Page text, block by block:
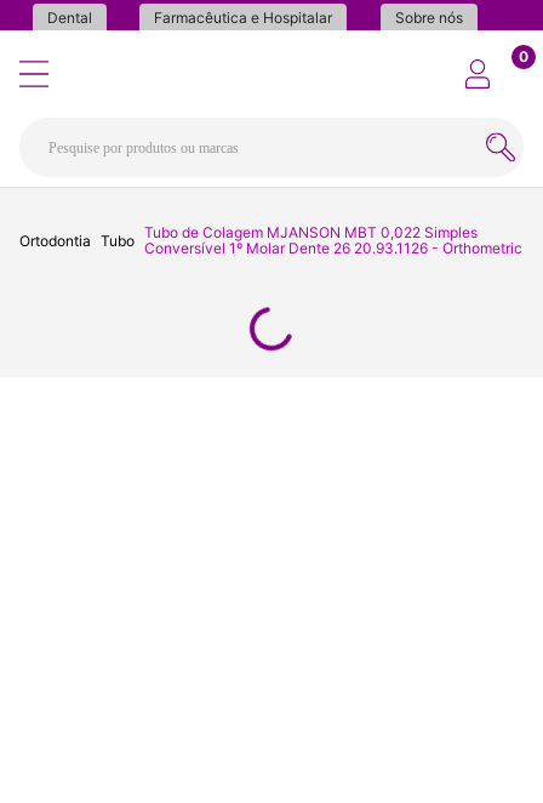
Dental Farmacêutica e Hospitalar Sobre nós
0
Ortodontia Tubo Tubo de Colagem MJANSON MBT 0,022 Simples
Conversível 1º Molar Dente 26 20.93.1126 - Orthometric